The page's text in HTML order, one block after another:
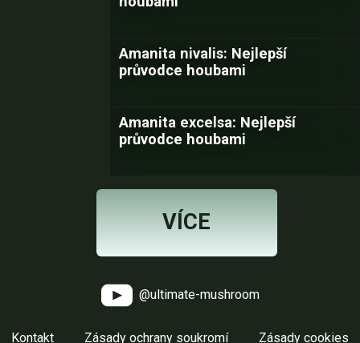
Amanita nivalis: Nejlepší
průvodce houbami
Amanita excelsa: Nejlepší
průvodce houbami
VÍCE
@ultimate-mushroom
Kontakt Zásady ochrany soukromí Zásady cookies